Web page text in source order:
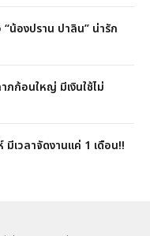
น้องปราน ปาลิน” น่ารัก
ภก้อนใหญ่ มีเงินใช้ไม่
มีเวลาจัดงานแค่ 1 เดือน!!